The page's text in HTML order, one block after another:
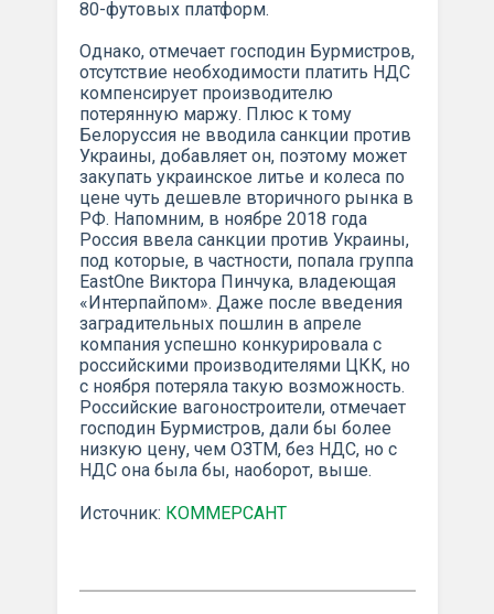
80-футовых платформ.
Однако, отмечает господин Бурмистров,
отсутствие необходимости платить НДС
компенсирует производителю
потерянную маржу. Плюс к тому
Белоруссия не вводила санкции против
Украины, добавляет он, поэтому может
закупать украинское литье и колеса по
цене чуть дешевле вторичного рынка в
РФ. Напомним, в ноябре 2018 года
Россия ввела санкции против Украины,
под которые, в частности, попала группа
EastOne Виктора Пинчука, владеющая
«Интерпайпом». Даже после введения
заградительных пошлин в апреле
компания успешно конкурировала с
российскими производителями ЦКК, но
с ноября потеряла такую возможность.
Российские вагоностроители, отмечает
господин Бурмистров, дали бы более
низкую цену, чем ОЗТМ, без НДС, но с
НДС она была бы, наоборот, выше.
Источник: КОММЕРСАНТ